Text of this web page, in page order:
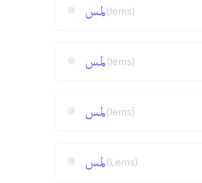
لمس(lems)
لمس(lems)
لمس(lems)
لمس(Lems)